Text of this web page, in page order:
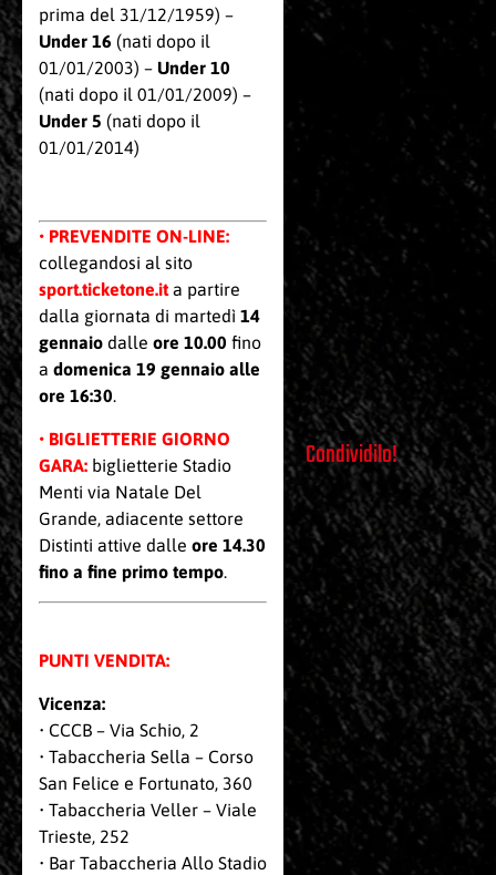
prima del 31/12/1959) –
Under 16 (nati dopo il
01/01/2003) – Under 10
(nati dopo il 01/01/2009) –
Under 5 (nati dopo il
01/01/2014)
• PREVENDITE ON-LINE:
collegandosi al sito
sport.ticketone.ita partire
dalla giornata di martedì 14
gennaio dalle ore 10.00 fino
a domenica 19 gennaio alle
ore 16:30.
• BIGLIETTERIE GIORNO
GARA: biglietterie Stadio
Menti via Natale Del
Grande, adiacente settore
Distinti attive dalle ore 14.30
fino a fine primo tempo.
PUNTI VENDITA:
Vicenza:
• CCCB – Via Schio, 2
• Tabaccheria Sella – Corso
San Felice e Fortunato, 360
• Tabaccheria Veller – Viale
Trieste, 252
• Bar Tabaccheria Allo Stadio
Condividilo!